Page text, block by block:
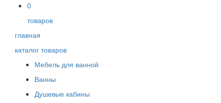
0
товаров
главная
каталог товаров
Мебель для ванной
Ванны
Душевые кабины